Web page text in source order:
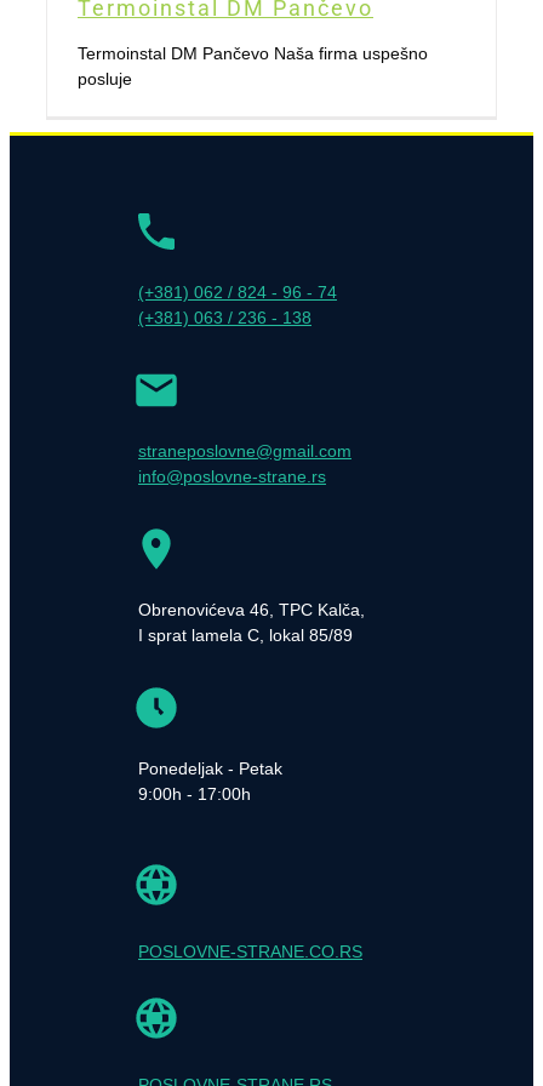
Termoinstal DM Pančevo
Termoinstal DM Pančevo Naša firma uspešno
posluje
(+381) 062 / 824 - 96 - 74
(+381) 063 / 236 - 138
straneposlovne@gmail.com
info@poslovne-strane.rs
Obrenovićeva 46, TPC Kalča,
I sprat lamela C, lokal 85/89
Ponedeljak - Petak
9:00h - 17:00h
POSLOVNE-STRANE.CO.RS